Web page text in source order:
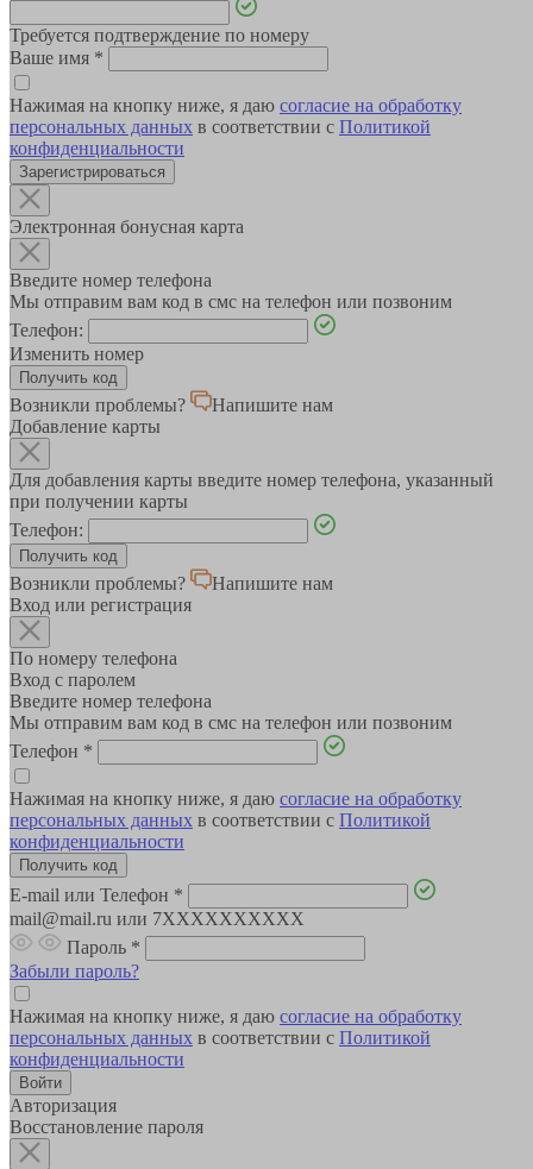
Требуется подтверждение по номеру
Ваше имя *
Нажимая на кнопку ниже, я даю согласие на обработку
персональных данных в соответствии с Политикой
конфиденциальности
Зарегистрироваться
Электронная бонусная карта
Введите номер телефона
Мы отправим вам код в смс на телефон или позвоним
Телефон:
Изменить номер
Возникли проблемы?
Напишите нам
Добавление карты
Для добавления карты введите номер телефона, указанный
при получении карты
Телефон:
Возникли проблемы?
Напишите нам
Вход или регистрация
По номеру телефона
Вход с паролем
Введите номер телефона
Мы отправим вам код в смс на телефон или позвоним
Телефон *
Нажимая на кнопку ниже, я даю согласие на обработку
персональных данных в соответствии с Политикой
конфиденциальности
E-mail или Телефон *
mail@mail.ru или 7XXXXXXXXXX
Пароль *
Забыли пароль?
Нажимая на кнопку ниже, я даю согласие на обработку
персональных данных в соответствии с Политикой
конфиденциальности
Авторизация
Восстановление пароля